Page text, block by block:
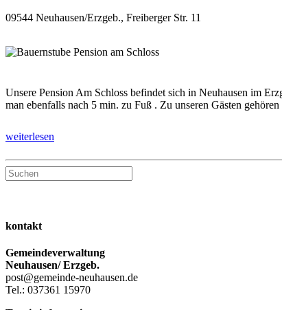
09544 Neuhausen/Erzgeb., Freiberger Str. 11
Unsere Pension Am Schloss befindet sich in Neuhausen im
man ebenfalls nach 5 min. zu Fuß . Zu unseren Gästen
weiterlesen
close
search
panel.
kontakt
Gemeindeverwaltung
Neuhausen/ Erzgeb.
post@gemeinde-neuhausen.de
Tel.: 037361 15970